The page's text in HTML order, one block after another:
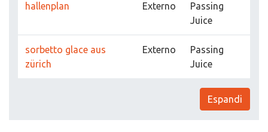
hallenplan Externo
Passing
Juice
sorbetto glace aus
zürich
Externo
Passing
Juice
Espandi